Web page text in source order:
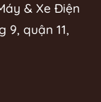
& Xe Điện
9, quận 11,